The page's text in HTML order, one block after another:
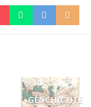
GESCHICHTE